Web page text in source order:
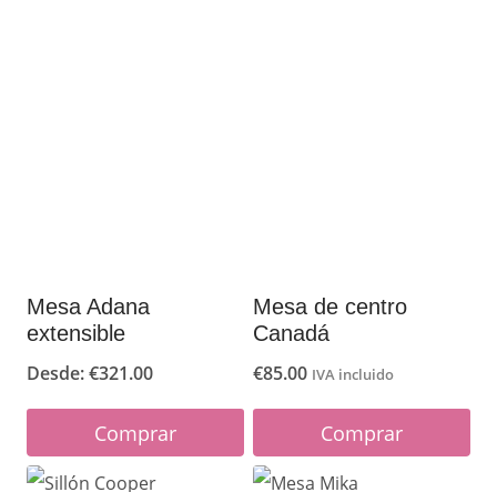
Mesa Adana
extensible
Desde:€321.00
Comprar
Este
Mesa de centro
Canadá
€85.00 IVA incluido
Comprar